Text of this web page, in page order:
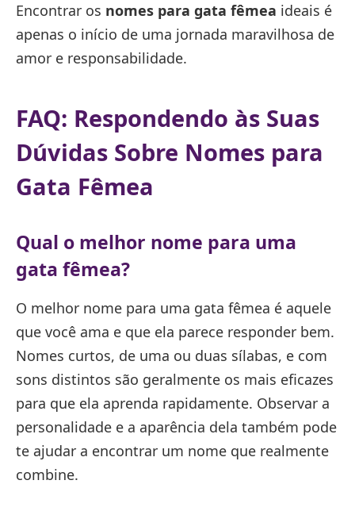
Encontrar os nomes para gata fêmea ideais é
apenas o início de uma jornada maravilhosa de
amor e responsabilidade.
FAQ: Respondendo às Suas
Dúvidas Sobre Nomes para
Gata Fêmea
Qual o melhor nome para uma
gata fêmea?
O melhor nome para uma gata fêmea é aquele
que você ama e que ela parece responder bem.
Nomes curtos, de uma ou duas sílabas, e com
sons distintos são geralmente os mais eficazes
para que ela aprenda rapidamente. Observar a
personalidade e a aparência dela também pode
te ajudar a encontrar um nome que realmente
combine.